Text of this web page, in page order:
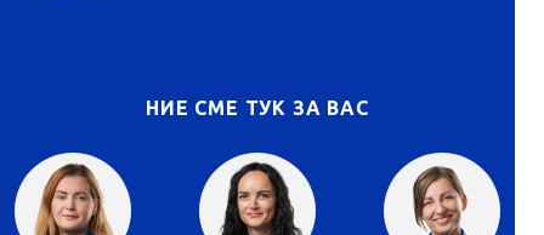
НИЕ СМЕ ТУК ЗА ВАС